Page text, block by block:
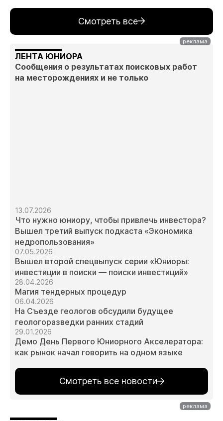
Смотреть все
ЛЕНТА ЮНИОРА
Сообщения о результатах поисковых работ
на месторождениях и не только
13.07.2026
Что нужно юниору, чтобы привлечь инвестора?
Вышел третий выпуск подкаста «Экономика
недропользования»
07.05.2026
Вышел второй спецвыпуск серии «Юниоры:
инвестиции в поиски — поиски инвестиций»
28.04.2026
Магия тендерных процедур
06.04.2026
На Съезде геологов обсудили будущее
геологоразведки ранних стадий
29.01.2026
Демо День Первого Юниорного Акселератора:
как рынок начал говорить на одном языке
Смотреть все новости